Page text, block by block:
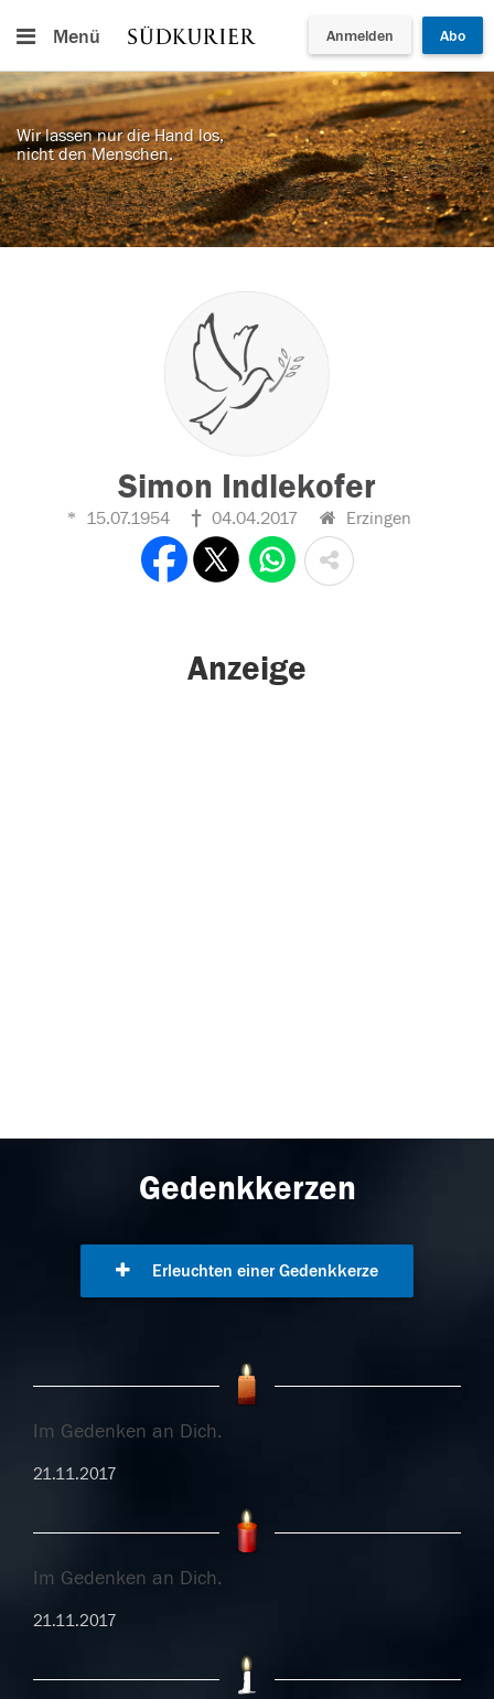
Menü Anmelden Abo
Wir lassen nur die Hand los,
nicht den Menschen.
Simon Indlekofer
15.07.1954 04.04.2017 Erzingen
Anzeige
Gedenkkerzen
Erleuchten einer Gedenkkerze
Im Gedenken an Dich.
21.11.2017
Im Gedenken an Dich.
21.11.2017